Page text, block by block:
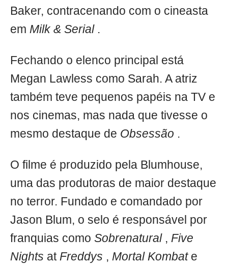
Baker, contracenando com o cineasta
em Milk & Serial .
Fechando o elenco principal está
Megan Lawless como Sarah. A atriz
também teve pequenos papéis na TV e
nos cinemas, mas nada que tivesse o
mesmo destaque de Obsessão .
O filme é produzido pela Blumhouse,
uma das produtoras de maior destaque
no terror. Fundado e comandado por
Jason Blum, o selo é responsável por
franquias como Sobrenatural , Five
Nights at Freddys , Mortal Kombat e